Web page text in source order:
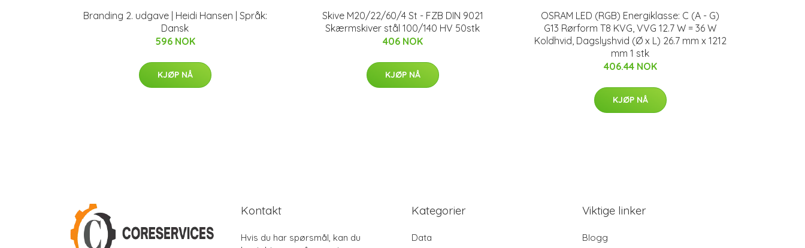
Branding 2. udgave | Heidi Hansen | Språk:
Dansk
596 NOK
KJØP NÅ
Skive M20/22/60/4 St - FZB DIN 9021
Skærmskiver stål 100/140 HV 50stk
406 NOK
KJØP NÅ
OSRAM LED (RGB) Energiklasse: C (A - G)
G13 Rørform T8 KVG, VVG 12.7 W = 36 W
Koldhvid, Dagslyshvid (Ø x L) 26.7 mm x 1212
mm 1 stk
406.44 NOK
KJØP NÅ
Kontakt
Hvis du har spørsmål, kan du
Kategorier
Data
Viktige linker
Blogg